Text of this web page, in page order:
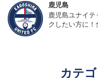
鹿児島
鹿児島ユナイ
クしたい方に！
カテ